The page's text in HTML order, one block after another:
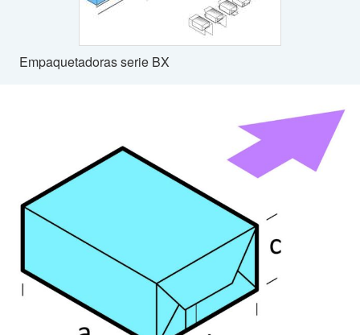
Empaquetadoras serie BX